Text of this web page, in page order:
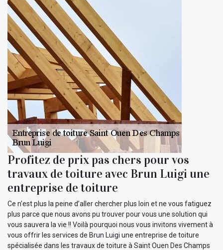
Profitez de prix pas chers pour vos
travaux de toiture avec Brun Luigi une
entreprise de toiture
Ce n’est plus la peine d’aller chercher plus loin et ne vous fatiguez
plus parce que nous avons pu trouver pour vous une solution qui
vous sauvera la vie !! Voilà pourquoi nous vous invitons vivement à
vous offrir les services de Brun Luigi une entreprise de toiture
spécialisée dans les travaux de toiture à Saint Ouen Des Champs